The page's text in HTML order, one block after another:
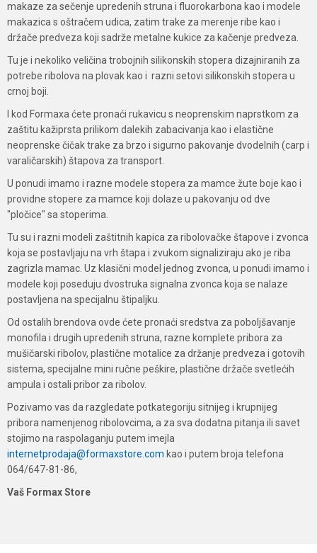
makaze za sečenje upredenih struna i fluorokarbona kao i modele
makazica s oštračem udica, zatim trake za merenje ribe kao i
držače predveza koji sadrže metalne kukice za kačenje predveza.
Tu je i nekoliko veličina trobojnih silikonskih stopera dizajniranih za
potrebe ribolova na plovak kao i razni setovi silikonskih stopera u
crnoj boji.
I kod Formaxa ćete pronaći rukavicu s neoprenskim naprstkom za
zaštitu kažiprsta prilikom dalekih zabacivanja kao i elastične
neoprenske čičak trake za brzo i sigurno pakovanje dvodelnih (carp i
varaličarskih) štapova za transport.
U ponudi imamo i razne modele stopera za mamce žute boje kao i
providne stopere za mamce koji dolaze u pakovanju od dve
"pločice" sa stoperima.
Tu su i razni modeli zaštitnih kapica za ribolovačke štapove i zvonca
koja se postavljaju na vrh štapa i zvukom signaliziraju ako je riba
zagrizla mamac. Uz klasični model jednog zvonca, u ponudi imamo i
modele koji poseduju dvostruka signalna zvonca koja se nalaze
postavljena na specijalnu štipaljku.
Od ostalih brendova ovde ćete pronaći sredstva za poboljšavanje
monofila i drugih upredenih struna, razne komplete pribora za
mušičarski ribolov, plastične motalice za držanje predveza i gotovih
sistema, specijalne mini ručne peškire, plastične držače svetlećih
ampula i ostali pribor za ribolov.
Pozivamo vas da razgledate potkategoriju sitnijeg i krupnijeg
pribora namenjenog ribolovcima, a za sva dodatna pitanja ili savet
stojimo na raspolaganju putem imejla
internetprodaja@formaxstore.com kao i putem broja telefona
064/647-81-86,
Vaš Formax Store